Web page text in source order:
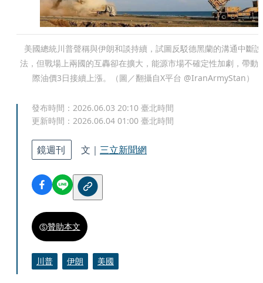
美國總統川普聲稱與伊朗和談持續，試圖反駁德黑蘭的溝通中斷說
法，但戰場上兩國的互轟卻在擴大，能源市場不確定性加劇，帶動
際油價3日接續上漲。（圖／翻攝自X平台 @IranArmyStan）
發布時間： 2026.06.03 20:10 臺北時間
更新時間： 2026.06.04 01:00 臺北時間
鏡週刊 文｜ 三立新聞網
贊助本文
川普 伊朗 美國